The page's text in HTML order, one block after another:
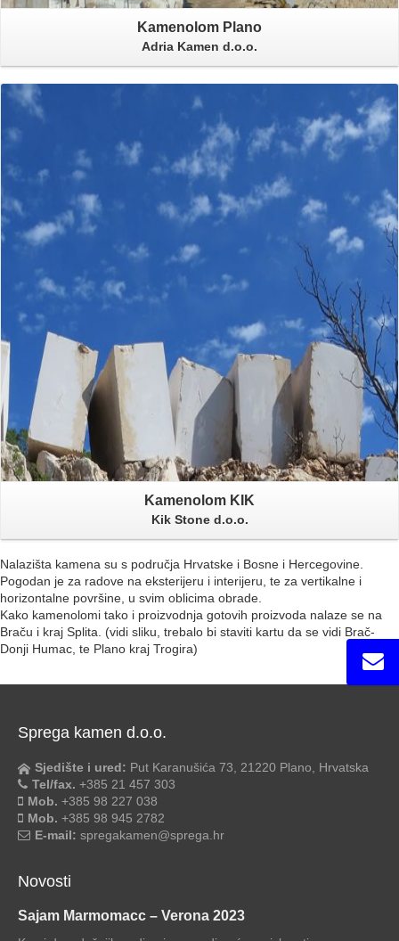
Kamenolom Plano
Adria Kamen d.o.o.
Kamenolom KIK
Kik Stone d.o.o.
Nalazišta kamena su s područja Hrvatske i Bosne i Hercegovine.
Pogodan je za radove na eksterijeru i interijeru, te za vertikalne i
horizontalne površine, u svim oblicima obrade.
Kako kamenolomi tako i proizvodnja gotovih proizvoda nalaze se na
Braču i kraj Splita. (vidi sliku, trebalo bi staviti kartu da se vidi Brač-
Donji Humac, te Plano kraj Trogira)
Sprega kamen d.o.o.
Sjedište i ured: Put Karanušića 73, 21220 Plano, Hrvatska
Tel/fax. +385 21 457 303
Mob. +385 98 227 038
Mob. +385 98 945 2782
E-mail: spregakamen@sprega.hr
Novosti
Sajam Marmomacc – Verona 2023